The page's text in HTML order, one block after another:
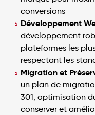
conversions
Développement
développement
plateformes les
respectant les
Migration et
un plan de
301, optimisation
conserver et